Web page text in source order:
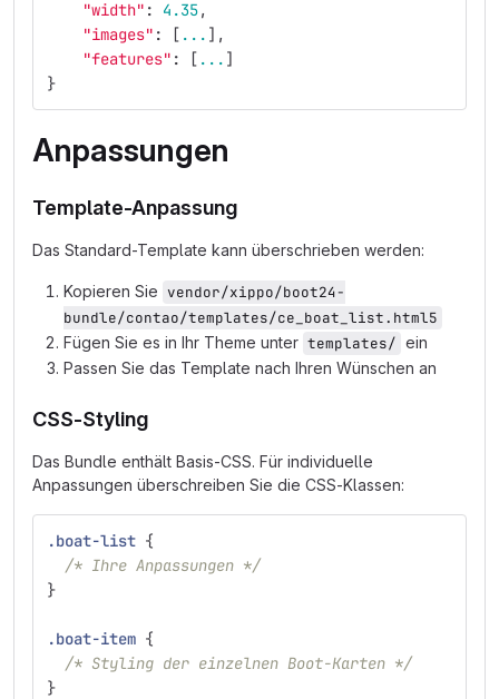
"width" : 4.35,
"images" : [ ... ],
"features" : [ ... ]
}
Anpassungen
Template-Anpassung
Das Standard-Template kann überschrieben werden:
Kopieren Sie vendor/xippo/boot24-
bundle/contao/templates/ce_boat_list.html5
Fügen Sie es in Ihr Theme unter templates/ ein
Passen Sie das Template nach Ihren Wünschen an
CSS-Styling
Das Bundle enthält Basis-CSS. Für individuelle
Anpassungen überschreiben Sie die CSS-Klassen:
.boat-list {
/* Ihre Anpassungen */
}
.boat-item {
/* Styling der einzelnen Boot-Karten */
}